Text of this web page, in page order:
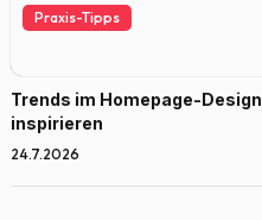
Praxis-Tipps
Trends im Homepage-
inspirieren
24.7.2026